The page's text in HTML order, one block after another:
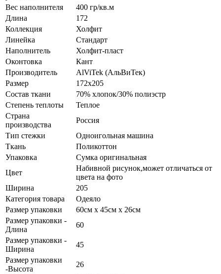
Вес наполнителя
400 гр/кв.м
Длина
172
Коллекция
Холфит
Линейка
Стандарт
Наполнитель
Холфит-пласт
Оконтовка
Кант
Производитель
AlViTek (АльВиТек)
Размер
172х205
Состав ткани
70% хлопок/30% полиэстр
Степень теплоты
Теплое
Страна
производства
Россия
Тип стежки
Одноигольная машина
Ткань
Поликоттон
Упаковка
Сумка оригинальная
Цвет
Набивной рисунок,может отличаться от
цвета на фото
Ширина
205
Категория товара
Одеяло
Размер упаковки
60см х 45см х 26см
Размер упаковки -
Длина
60
Размер упаковки -
Ширина
45
Размер упаковки
-Высота
26